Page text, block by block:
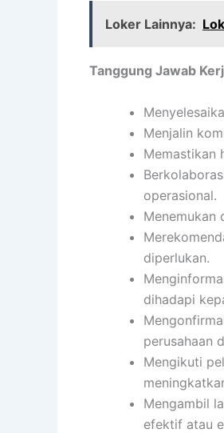
Loker Lainnya:
Tanggung Jawab
Menjalin
Memastikan
operasional.
Menemukan
diperlukan.
dihadapi
perusahaan
Mengikuti
Mengambil
efektif atau